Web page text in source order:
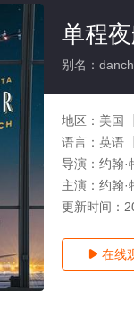
单程
别名：
地区： 美国
语言： 英语
导演： 约翰·
主演： 约翰·
更新时间：
 在线